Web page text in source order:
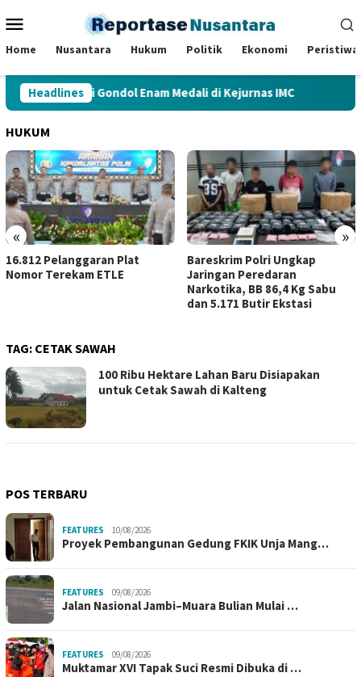
ke
Mobile
Home Nusantara Hukum Politik Ekonomi Peristiwa
Headlines
Jambi Gondol Enam Medali di Kejurnas IMC
HUKUM
« »
Bareskrim Polri Ungkap
Jaringan Peredaran
Narkotika, BB 86,4 Kg Sabu
Kerja Sama dengan SKK
Sumbagsel, Kejati Jambi
Perkuat Kepastian
TAG: CETAK SAWAH
100 Ribu Hektare Lahan Baru Disiapakan
untuk Cetak Sawah di Kalteng
POS TERBARU
FEATURES 10/08/2026
Proyek Pembangunan Gedung FKIK Unja Mang…
FEATURES 09/08/2026
Jalan Nasional Jambi–Muara Bulian Mulai …
FEATURES 09/08/2026
Muktamar XVI Tapak Suci Resmi Dibuka di …